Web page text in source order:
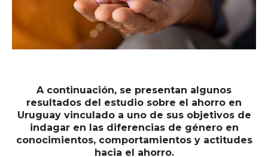
A continuación, se presentan algunos
resultados del estudio sobre el ahorro en
Uruguay vinculado a uno de sus objetivos de
indagar en las diferencias de género en
conocimientos, comportamientos y actitudes
hacia el ahorro.